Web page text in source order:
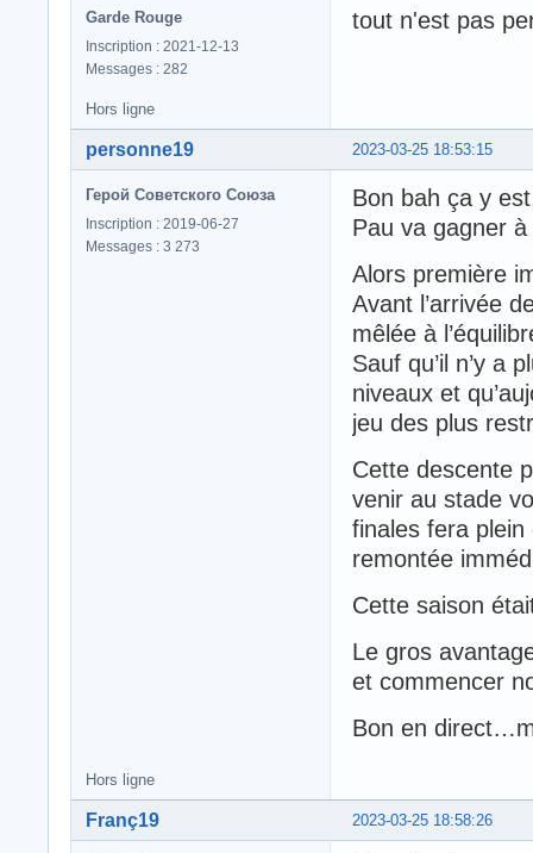
Garde Rouge
Inscription : 2021-12-13
Messages : 282
tout n'est pas
Hors ligne
2023-03-25 18:53:15
personne19
Герой Советского Союза
Inscription : 2019-06-27
Messages : 3 273
Bon bah ça y
Pau va gagner
Alors première
Avant l’arrivée
mêlée à
Sauf qu’il n’y a
niveaux et
jeu des plus
Cette descente
venir au stade
finales fera plein
remontée
Cette saison
Le gros
et commencer
Bon en
Hors ligne
2023-03-25 18:58:26
Franç19